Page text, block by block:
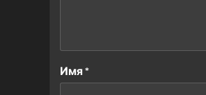
Имя*